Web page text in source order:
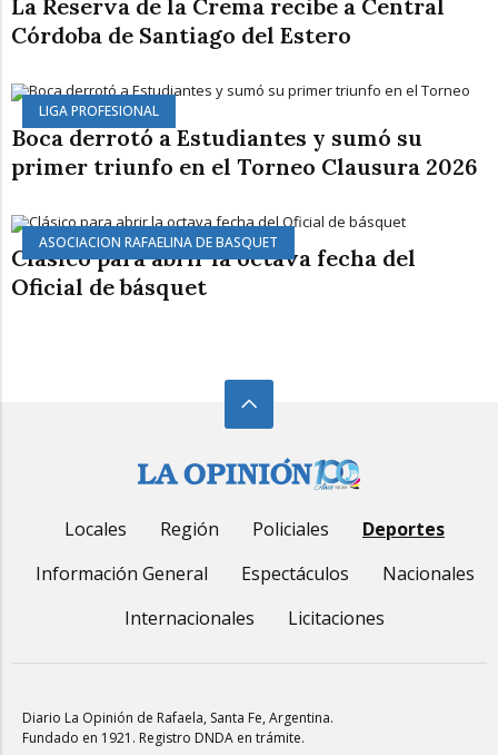
La Reserva de la Crema recibe a Central
Córdoba de Santiago del Estero
LIGA PROFESIONAL
Boca derrotó a Estudiantes y sumó su
primer triunfo en el Torneo Clausura 2026
ASOCIACION RAFAELINA DE BASQUET
Clásico para abrir la octava fecha del
Oficial de básquet
Locales Región Policiales
Deportes
Información General
Espectáculos
Nacionales
Internacionales
Licitaciones
Diario La Opinión de Rafaela, Santa Fe, Argentina.
Fundado en 1921. Registro DNDA en trámite.